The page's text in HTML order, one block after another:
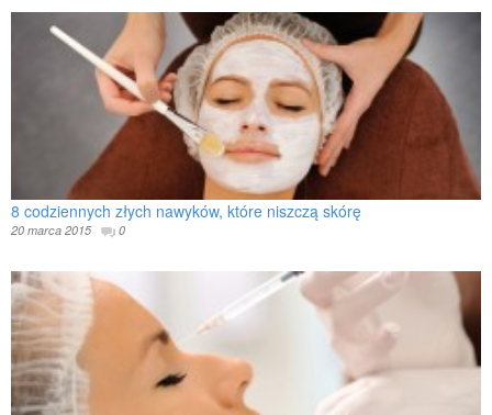
8 codziennych złych nawyków, które niszczą skórę
20 marca 2015 0